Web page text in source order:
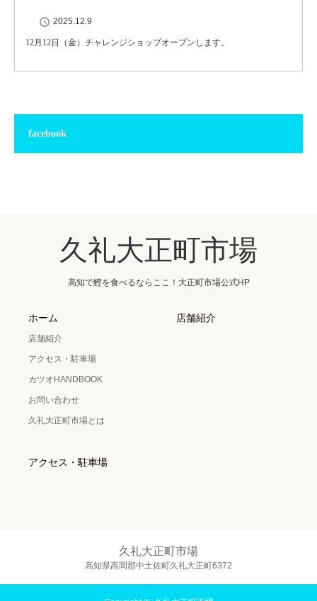
2025.12.9
12月12日（金）チャレンジショップオープンします。
facebook
久礼大正町市場
高知で鰹を食べるならここ！大正町市場公式HP
ホーム
店舗紹介
アクセス・駐車場
カツオHANDBOOK
お問い合わせ
久礼大正町市場とは
店舗紹介
アクセス・駐車場
久礼大正町市場
高知県高岡郡中土佐町久礼大正町6372